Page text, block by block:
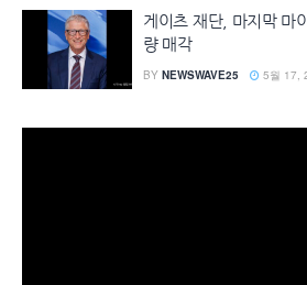
게이츠 재단, 마지막 마
량 매각
BY NEWSWAVE25 5월 17,